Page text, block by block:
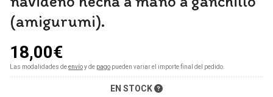
(amigurumi).
18,00€
Las modalidades deenvíoy de pago pueden variar el importe final del pedido.
EN STOCK